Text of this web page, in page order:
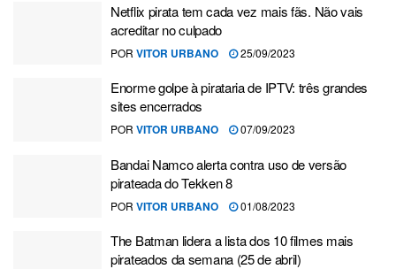
Netflix pirata tem cada vez mais fãs. Não vais
acreditar no culpado
POR VITOR URBANO 25/09/2023
Enorme golpe à pirataria de IPTV: três grandes
sites encerrados
POR VITOR URBANO 07/09/2023
Bandai Namco alerta contra uso de versão
pirateada do Tekken 8
POR VITOR URBANO 01/08/2023
The Batman lidera a lista dos 10 filmes mais
pirateados da semana (25 de abril)